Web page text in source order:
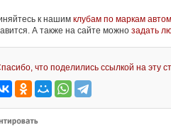
к нашим клубам по маркам
А также на сайте можно задать
что поделились ссылкой на эту